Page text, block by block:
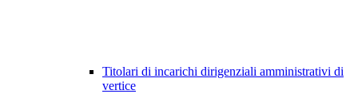
Titolari di incarichi dirigenziali amministrativi di
vertice